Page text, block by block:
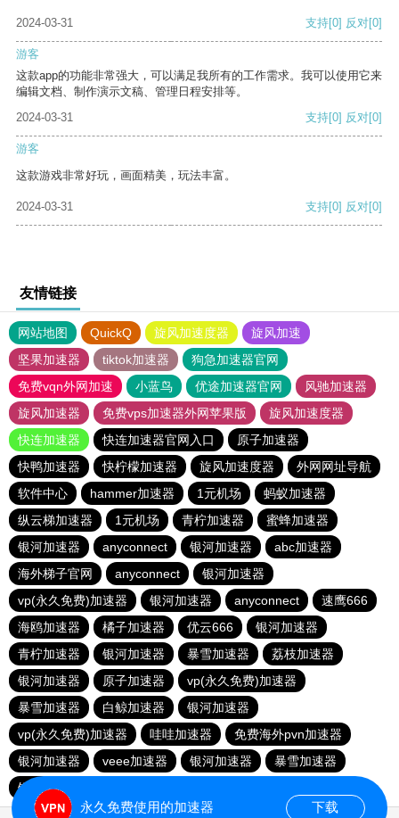
2024-03-31 支持[0] 反对[0]
游客
这款app的功能非常强大，可以满足我所有的工作需求。我可以使用它来
编辑文档、制作演示文稿、管理日程安排等。
2024-03-31
支持[0] 反对[0]
游客
这款游戏非常好玩，画面精美，玩法丰富。
2024-03-31 支持[0] 反对[0]
友情链接
网站地图 QuickQ 旋风加速度器
旋风加速
坚果加速器
tiktok加速器
狗急加速器官网
免费vqn外网加速
小蓝鸟 优途加速器官网
风驰加速器
旋风加速器
免费vps加速器外网苹果版
旋风加速度器
快连加速器
快连加速器官网入口
原子加速器
快鸭加速器
快柠檬加速器 旋风加速度器
外网网址导航
软件中心
hammer加速器 1元机场
蚂蚁加速器
纵云梯加速器
1元机场 青柠加速器
蜜蜂加速器
银河加速器
anyconnect 银河加速器
abc加速器
海外梯子官网
anyconnect
银河加速器
vp(永久免费)加速器
银河加速器 anyconnect
速鹰666
海鸥加速器
橘子加速器 优云666
银河加速器
青柠加速器
银河加速器 暴雪加速器
荔枝加速器
银河加速器
原子加速器
vp(永久免费)加速器
暴雪加速器
白鲸加速器
银河加速器
vp(永久免费)加速器
哇哇加速器
免费海外pvn加速器
银河加速器
veee加速器 银河加速器
暴雪加速器
银河加速器
永久免费使用的加速器 下载